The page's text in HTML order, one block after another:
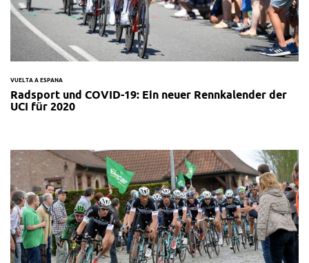
VUELTA A ESPANA
Radsport und COVID-19: Ein neuer Rennkalender der
UCI für 2020